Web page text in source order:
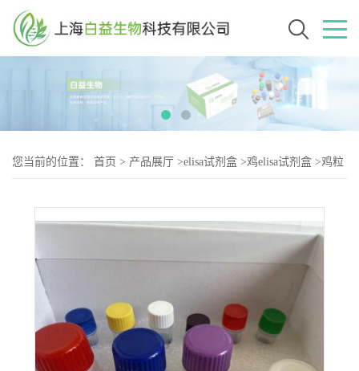
您当前的位置： 首页 > 产品展厅 >elisa试剂盒 >鸡elisa试剂盒 >鸡粒